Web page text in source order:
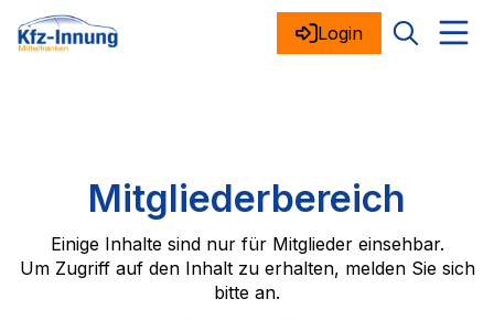
Login
Mitgliederbereich
Einige Inhalte sind nur für Mitglieder einsehbar.
Um Zugriff auf den Inhalt zu erhalten, melden Sie sich
bitte an.